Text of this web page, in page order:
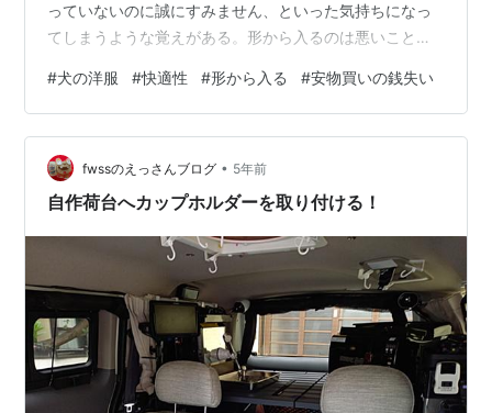
っていないのに誠にすみません、といった気持ちになっ
てしまうような覚えがある。形から入るのは悪いことだ
そろえる、ということは経験上とても大切なことだと思
っている。最初っからそんな物を買って、またすぐ形か
ら入るんだから。と、こういう場面で使われるのだ。だ
が、道具が悪いと楽しくないし、上達も望めないもの
だ。ものの上達には楽しさや心地良さという要素がとて
#犬の洋服 #快適性 #形から入る #安物買いの銭失い
fwssのえっさんブログ • 5年前
自作荷台へカップホルダーを取り付ける！